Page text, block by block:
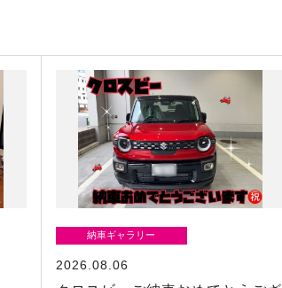
納車ギャラリー
2026.08.06